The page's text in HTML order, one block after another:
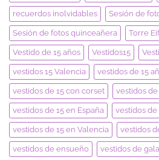
recuerdos inolvidables Sesión de
Sesión de fotos quinceañera Torre
Vestido de 15 años Vestidos15
vestidos 15 Valencia vestidos de 15
vestidos de 15 con corset vestidos
vestidos de 15 en España vestidos de
vestidos de 15 en Valencia vestidos
vestidos de ensueño vestidos de gala